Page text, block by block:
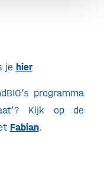
je hier
programma
Kijk op de
Fabian.